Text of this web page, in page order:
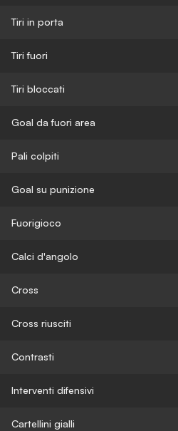
Tiri in porta
Tiri fuori
Tiri bloccati
Goal da fuori area
Pali colpiti
Goal su punizione
Fuorigioco
Calci d'angolo
Cross
Cross riusciti
Contrasti
Interventi difensivi
Cartellini gialli